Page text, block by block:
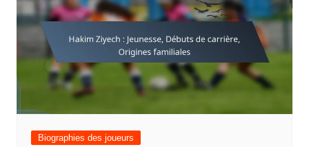
Biographies des joueurs